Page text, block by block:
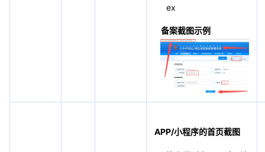
ex
备案截图示例
APP/小程序的首页截图